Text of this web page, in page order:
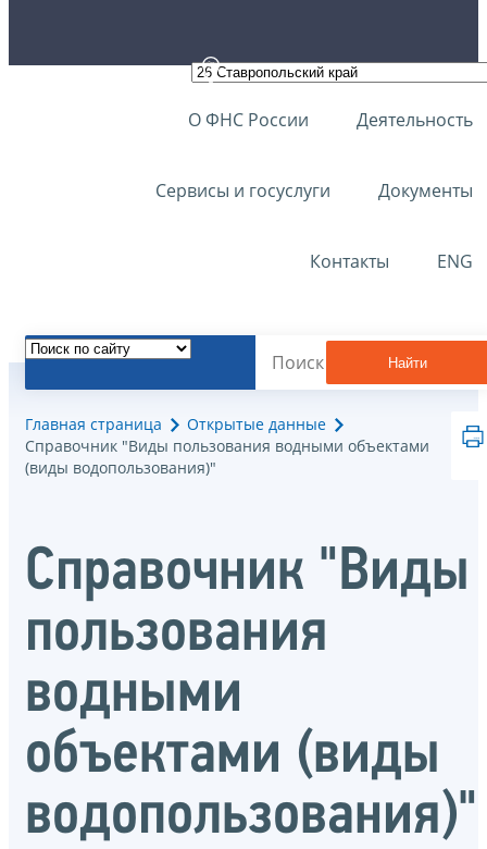
О ФНС России Деятельность
Сервисы и госуслуги Документы
Контакты ENG
Найти
Главная страница
Открытые данные
Справочник "Виды пользования водными объектами
(виды водопользования)"
Справочник "Виды
пользования
водными
объектами (виды
водопользования)"